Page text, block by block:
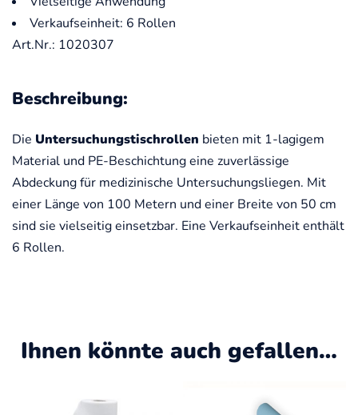
Verkaufseinheit: 6 Rollen
Art.Nr.: 1020307
Beschreibung:
Die Untersuchungstischrollen bieten mit 1-lagigem
Material und PE-Beschichtung eine zuverlässige
Abdeckung für medizinische Untersuchungsliegen. Mit
einer Länge von 100 Metern und einer Breite von 50 cm
sind sie vielseitig einsetzbar. Eine Verkaufseinheit enthält
6 Rollen.
Ihnen könnte auch gefallen…